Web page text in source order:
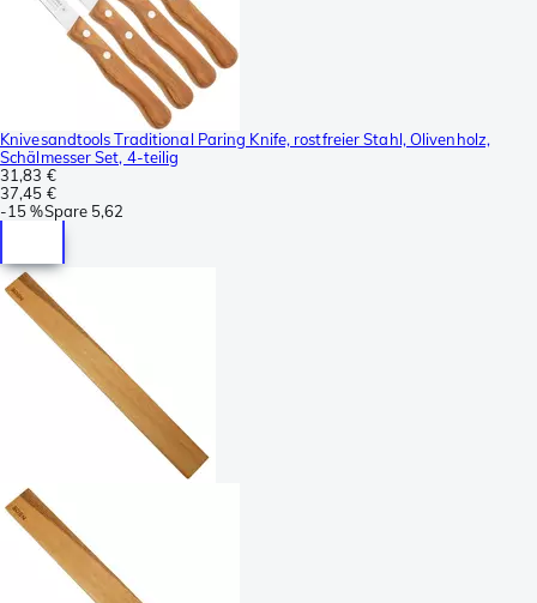
Knivesandtools Traditional Paring Knife, rostfreier Stahl, Olivenholz,
Schälmesser Set, 4-teilig
31,83 €
37,45 €
-15 %Spare 5,62